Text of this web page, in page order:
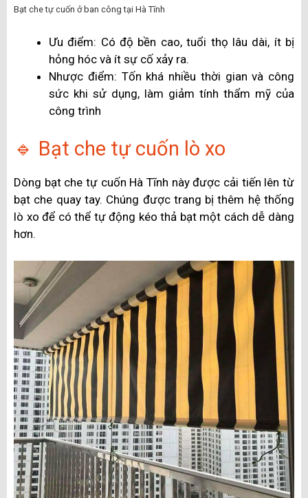
Bạt che tự cuốn ở ban công tại Hà Tĩnh
Ưu điểm: Có độ bền cao, tuổi thọ lâu dài, ít bị
hỏng hóc và ít sự cố xảy ra.
Nhược điểm: Tốn khá nhiều thời gian và công
sức khi sử dụng, làm giảm tính thẩm mỹ của
công trình
🔹 Bạt che tự cuốn lò xo
Dòng bạt che tự cuốn Hà Tĩnh này được cải tiến lên từ
bạt che quay tay. Chúng được trang bị thêm hệ thống
lò xo để có thể tự động kéo thả bạt một cách dễ dàng
hơn.